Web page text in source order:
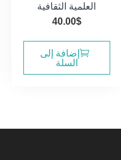
العلمية الثقافية
40.00$
إضافة إلى
السلة